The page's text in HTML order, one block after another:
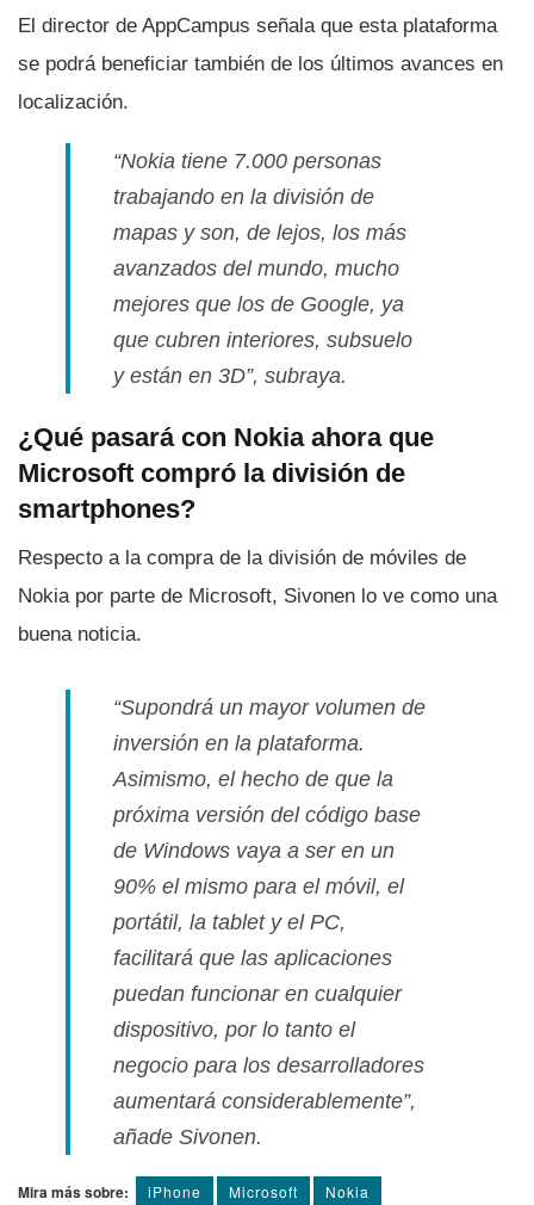
El director de AppCampus señala que esta plataforma
se podrá beneficiar también de los últimos avances en
localización.
“Nokia tiene 7.000 personas
trabajando en la división de
mapas y son, de lejos, los más
avanzados del mundo, mucho
mejores que los de Google, ya
que cubren interiores, subsuelo
y están en 3D”, subraya.
¿Qué pasará con Nokia ahora que
Microsoft compró la división de
smartphones?
Respecto a la compra de la división de móviles de
Nokia por parte de Microsoft, Sivonen lo ve como una
buena noticia.
“Supondrá un mayor volumen de
inversión en la plataforma.
Asimismo, el hecho de que la
próxima versión del código base
de Windows vaya a ser en un
90% el mismo para el móvil, el
portátil, la tablet y el PC,
facilitará que las aplicaciones
puedan funcionar en cualquier
dispositivo, por lo tanto el
negocio para los desarrolladores
aumentará considerablemente”,
añade Sivonen.
Mira más sobre: iPhone Microsoft Nokia